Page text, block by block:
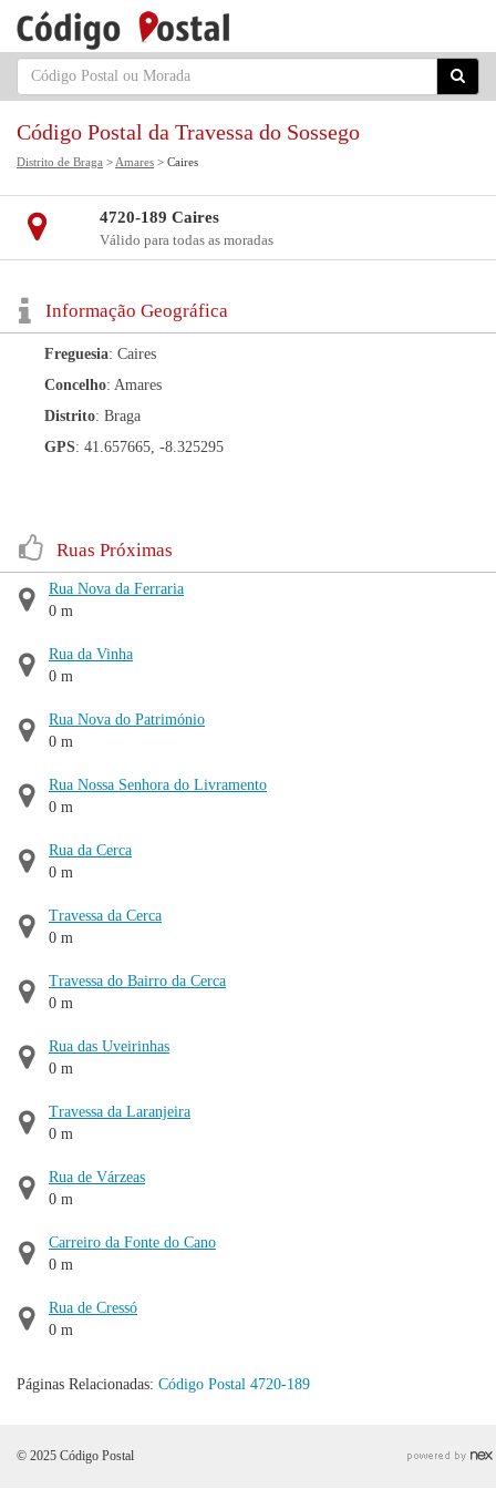
Código Postal da Travessa do Sossego
Distrito de Braga > Amares > Caires
4720-189 Caires
Válido para todas as moradas
Informação Geográfica
Freguesia: Caires
Concelho: Amares
Distrito: Braga
GPS: 41.657665, -8.325295
Ruas Próximas
Rua Nova da Ferraria
0 m
Rua da Vinha
0 m
Rua Nova do Património
0 m
Rua Nossa Senhora do Livramento
0 m
Rua da Cerca
0 m
Travessa da Cerca
0 m
Travessa do Bairro da Cerca
0 m
Rua das Uveirinhas
0 m
Travessa da Laranjeira
0 m
Rua de Várzeas
0 m
Carreiro da Fonte do Cano
0 m
Rua de Cressó
0 m
Páginas Relacionadas: Código Postal 4720-189
© 2025 Código Postal